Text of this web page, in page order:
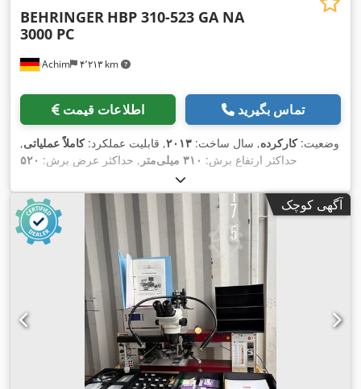
Achim ۴٬۲۱۳ km
BEHRINGER HBP 310-523 GA NA
3000 PC
اطلاعات قیمت تماس بگیرید
وضعیت:کارکرده, سال ساخت: ۲۰۱۳, قابلیت عملکرد:کاملاً عملیاتی,
حداکثر ارتفاع برش: ۳۱۰ میلی‌متر , حداکثر عرض برش: ۵۲۰
میلی‌متر, تجهیزات:
آگهی کوچک